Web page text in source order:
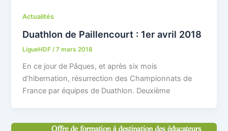
Actualités
Duathlon de Paillencourt : 1er avril 2018
LigueHDF/7 mars 2018
En ce jour de Pâques, et après six mois
d’hibernation, résurrection des Championnats de
France par équipes de Duathlon. Deuxième